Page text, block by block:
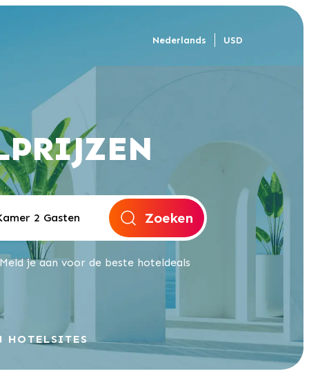
Nederlands USD
Zoeken
Meld je aan voor de beste hoteldeals
HOTELSITES